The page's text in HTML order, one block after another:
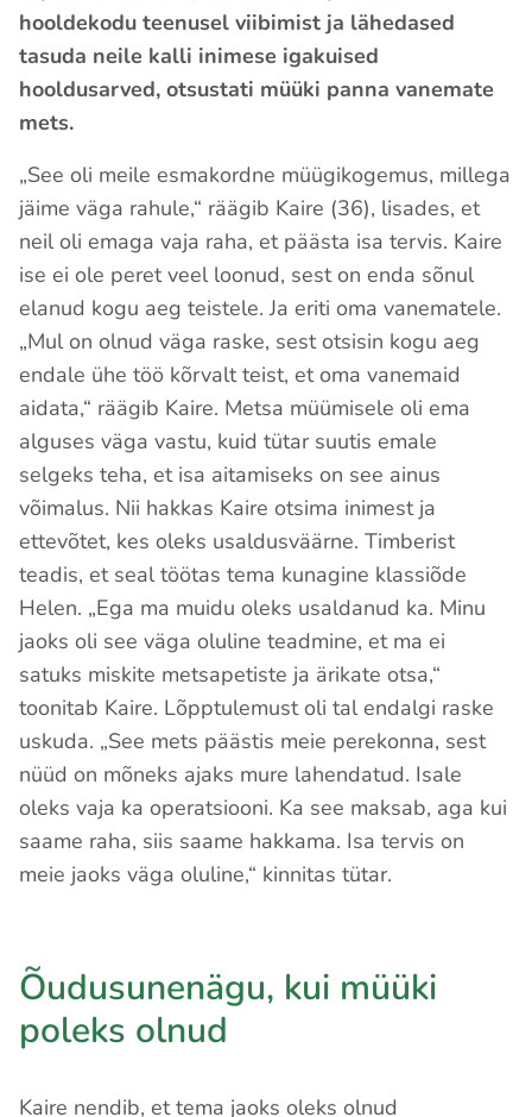
hooldekodu teenusel viibimist ja lähedased
tasuda neile kalli inimese igakuised
hooldusarved, otsustati müüki panna vanemate
mets.
„See oli meile esmakordne müügikogemus, millega
jäime väga rahule,“ räägib Kaire (36), lisades, et
neil oli emaga vaja raha, et päästa isa tervis. Kaire
ise ei ole peret veel loonud, sest on enda sõnul
elanud kogu aeg teistele. Ja eriti oma vanematele.
„Mul on olnud väga raske, sest otsisin kogu aeg
endale ühe töö kõrvalt teist, et oma vanemaid
aidata,“ räägib Kaire. Metsa müümisele oli ema
alguses väga vastu, kuid tütar suutis emale
selgeks teha, et isa aitamiseks on see ainus
võimalus. Nii hakkas Kaire otsima inimest ja
ettevõtet, kes oleks usaldusväärne. Timberist
teadis, et seal töötas tema kunagine klassiõde
Helen. „Ega ma muidu oleks usaldanud ka. Minu
jaoks oli see väga oluline teadmine, et ma ei
satuks miskite metsapetiste ja ärikate otsa,“
toonitab Kaire. Lõpptulemust oli tal endalgi raske
uskuda. „See mets päästis meie perekonna, sest
nüüd on mõneks ajaks mure lahendatud. Isale
oleks vaja ka operatsiooni. Ka see maksab, aga kui
saame raha, siis saame hakkama. Isa tervis on
meie jaoks väga oluline,“ kinnitas tütar.
Õudusunenägu, kui müüki
poleks olnud
Kaire nendib, et tema jaoks oleks olnud